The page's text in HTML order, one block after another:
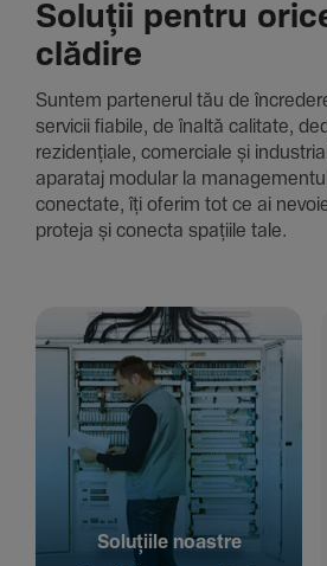
Soluții pentru
clădire
Suntem parte­nerul tău de
servicii fiabile, de înaltă cali­tate,
rezi­den­țiale, comer­ciale și
aparataj modular la
conec­tate, îți oferim tot ce ai
proteja și conecta spațiile tale.
Solu­țiile noastre